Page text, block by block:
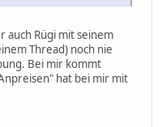
auch Rügi mit seinem
Thread) noch nie
Bei mir kommt
hat bei mir mit